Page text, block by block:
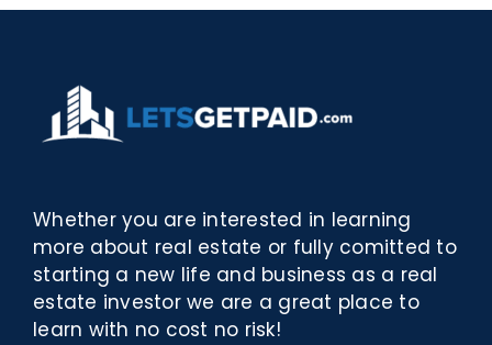
Whether you are interested in learning
more about real estate or fully comitted to
starting a new life and business as a real
estate investor we are a great place to
learn with no cost no risk!